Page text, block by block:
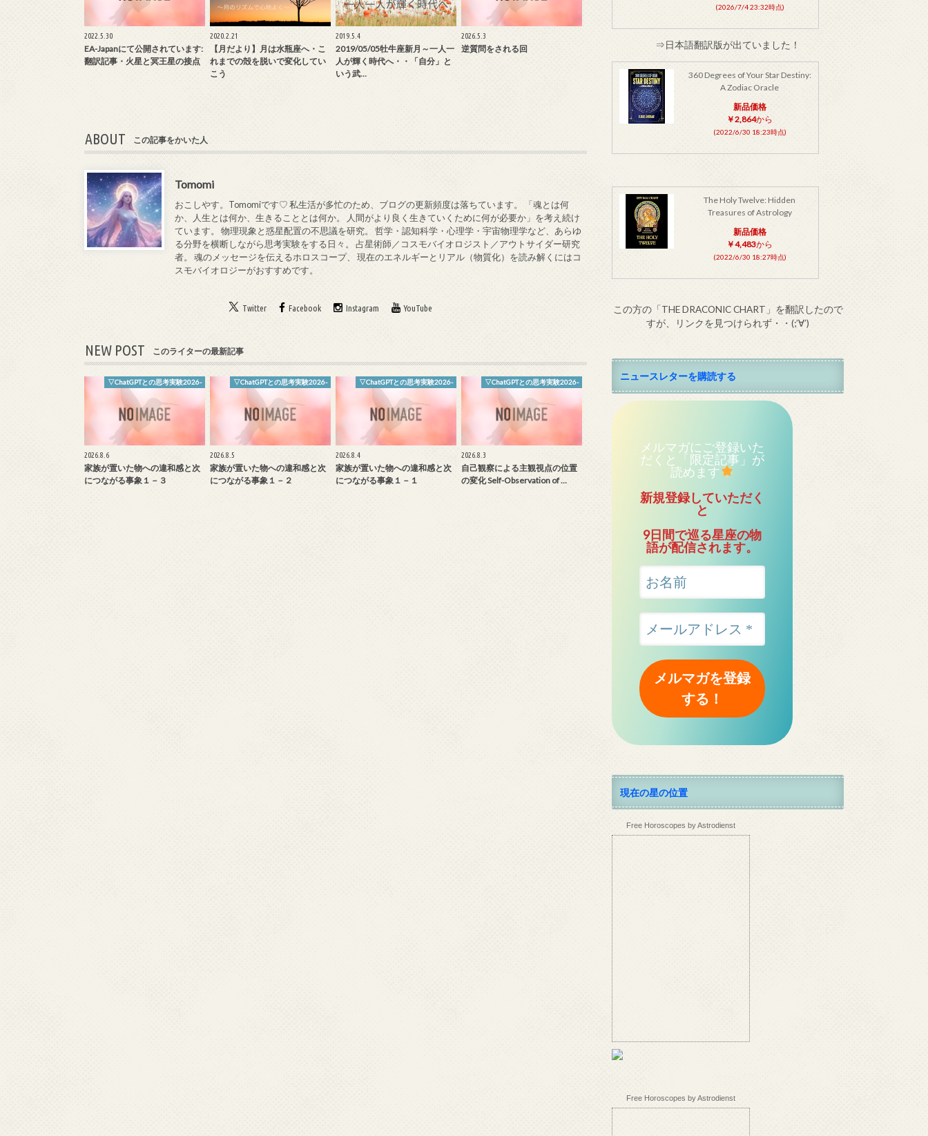
2022.5.30
EA-Japanにて公開されています:
翻訳記事・火星と冥王星の接点
2020.2.21
【月だより】月は水瓶座へ・こ
れまでの殻を脱いで変化してい
こう
2019.5.4
2019/05/05牡牛座新月～一人一
人が輝く時代へ・・「自分」と
いう武…
2026.5.3
逆質問をされる回
ABOUT この記事をかいた人
Tomomi
おこしやす。Tomomiです♡ 私生活が多忙のため、ブログの更新頻度は落ちています。 「魂とは何
か、人生とは何か、生きることとは何か。 人間がより良く生きていくために何が必要か」を考え続け
ています。 物理現象と惑星配置の不思議を研究。 哲学・認知科学・心理学・宇宙物理学など、あらゆ
る分野を横断しながら思考実験をする日々。 占星術師／コスモバイオロジスト／アウトサイダー研究
者。 魂のメッセージを伝えるホロスコープ、 現在のエネルギーとリアル（物質化）を読み解くにはコ
スモバイオロジーがおすすめです。
Twitter Facebook Instagram YouTube
NEW POST このライターの最新記事
▽ChatGPTとの思考実験2026-
2026.8.6
家族が置いた物への違和感と次
につながる事象１－３
▽ChatGPTとの思考実験2026-
2026.8.5
家族が置いた物への違和感と次
につながる事象１－２
▽ChatGPTとの思考実験2026-
2026.8.4
家族が置いた物への違和感と次
につながる事象１－１
▽ChatGPTとの思考実験2026-
2026.8.3
自己観察による主観視点の位置
の変化 Self-Observation of …
(2026/7/4 23:32時点)
⇒日本語翻訳版が出ていました！
360 Degrees of Your Star Destiny:
A Zodiac Oracle
新品価格
￥2,864から
(2022/6/30 18:23時点)
The Holy Twelve: Hidden
Treasures of Astrology
新品価格
￥4,483から
(2022/6/30 18:27時点)
この方の「THE DRACONIC CHART」を翻訳したので
すが、リンクを見つけられず・・(;’∀’)
ニュースレターを購読する
メルマガにご登録いた
だくと「限定記事」が
読めます
新規登録していただく
と
9日間で巡る星座の物
語が配信されます。
現在の星の位置
Free Horoscopes by Astrodienst
Free Horoscopes by Astrodienst